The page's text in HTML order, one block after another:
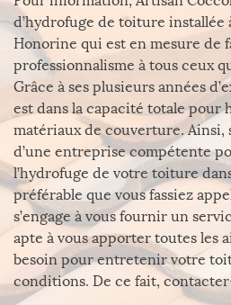
d’hydrofuge de toiture installée
Honorine qui est en mesure de
professionnalisme à tous ceux
Grâce à ses plusieurs années
est dans la capacité totale pour
matériaux de couverture. Ainsi,
d’une entreprise compétente
l’hydrofuge de votre toiture
préférable que vous fassiez
s’engage à vous fournir un
apte à vous apporter toutes les
besoin pour entretenir votre
conditions. De ce fait,